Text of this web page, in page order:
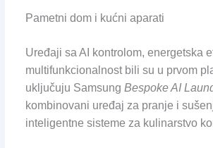
Pametni dom i kućni aparati
Uređaji sa AI kontrolom, energetska
multifunkcionalnost bili su u prvom
uključuju Samsung Bespoke AI
kombinovani uređaj za pranje i
inteligentne sisteme za kulinarstvo